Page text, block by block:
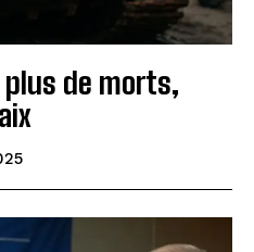
de morts,